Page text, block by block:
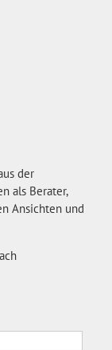
der
als Berater,
Ansichten und